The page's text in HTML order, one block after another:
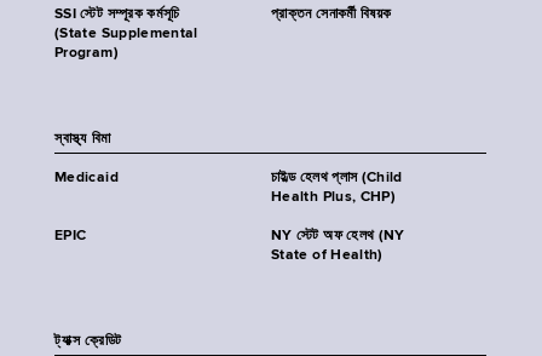
SSI স্টেট সম্পূরক কর্মসূচি
(State Supplemental
Program)
প্রাক্তন সেনাকর্মী বিষয়ক
স্বাস্থ্য বিমা
Medicaid
চাইল্ড হেলথ প্লাস (Child
Health Plus, CHP)
EPIC
NY স্টেট অফ হেলথ (NY
State of Health)
ট্যাক্স ক্রেডিট